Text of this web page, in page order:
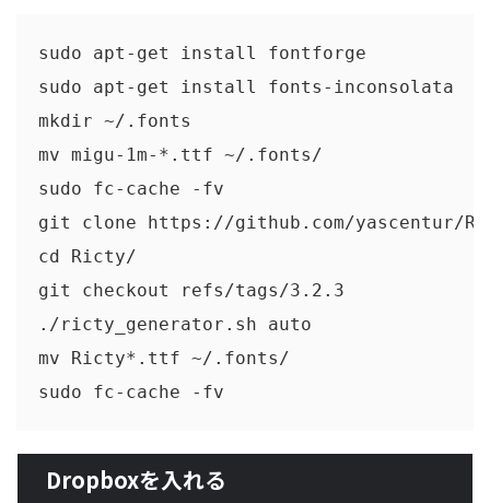
sudo apt-get install fontforge
sudo apt-get install fonts-inconsolata
mkdir ~/.fonts
mv migu-1m-*.ttf ~/.fonts/
sudo fc-cache -fv
git clone https://github.com/yascentur/
cd Ricty/
git checkout refs/tags/3.2.3
./ricty_generator.sh auto
mv Ricty*.ttf ~/.fonts/
Dropboxを入れる